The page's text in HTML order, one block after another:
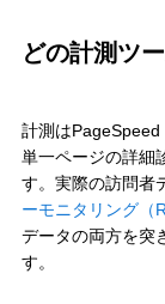
どの計測ツ
計測は
単一ページの詳細
す。実際の訪問者
ーモニタリング（
データの両方を突
す。